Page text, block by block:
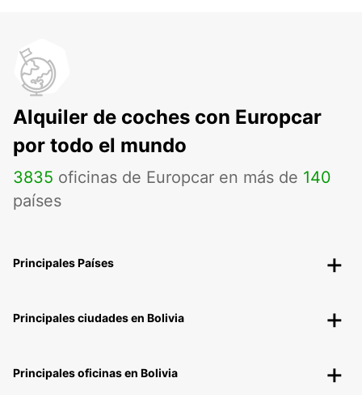
Alquiler de coches con Europcar
por todo el mundo
3835 oficinas de Europcar en más de 140
países
Principales Países
Principales ciudades en Bolivia
Principales oficinas en Bolivia